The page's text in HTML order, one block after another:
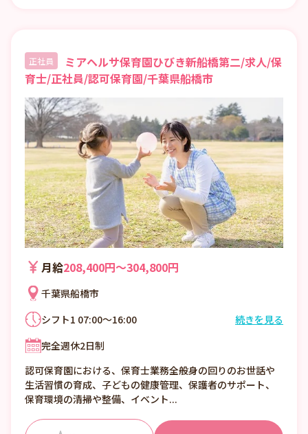
正社員
ミアヘルサ保育園ひびき新船橋第二/求人/保
育士/正社員/認可保育園/千葉県船橋市
月給208,400円〜304,800円
千葉県船橋市
シフト1 07:00～16:00
シフト3 11:00～20:00
続きを見る
完全週休2日制
認可保育園における、保育士業務全般身の回りのお世話や
生活習慣の育成、子どもの健康管理、保護者のサポート、
保育環境の清掃や整備、イベント...